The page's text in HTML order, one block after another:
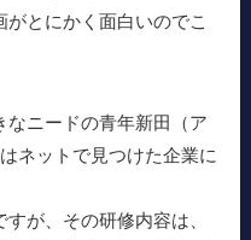
とにかく面白いのでこ
なニードの青年新田（ア
ネットで見つけた企業に
が、その研修内容は、